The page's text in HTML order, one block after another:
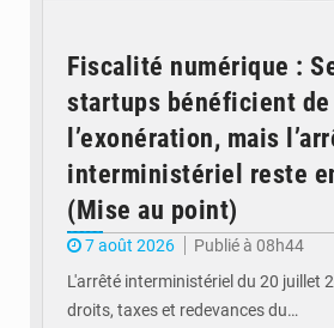
Fiscalité numérique :
startups bénéficient de
l’exonération, mais
interministériel reste
(Mise au point)
7 août 2026
Publié à 08h44
L'arrêté interministériel du 20 juillet
droits, taxes et redevances du…